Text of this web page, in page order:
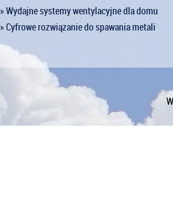
» Wydajne systemy wentylacyjne dla domu
» Cyfrowe rozwiązanie do spawania metali